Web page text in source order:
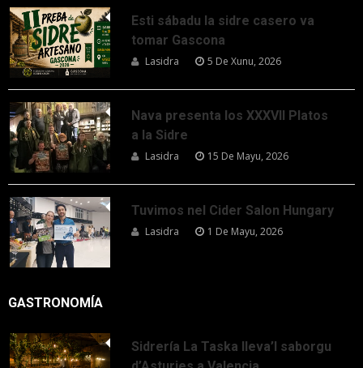
Esti sábadu la sidre casero va
tomar Gascona
Lasidra 5 De Xunu, 2026
Nava presenta los XXXVII Platos
a la Sidre
Lasidra 15 De Mayu, 2026
Tuvimos nel Cider Salon Hungary
Lasidra 1 De Mayu, 2026
GASTRONOMÍA
Sidrería La Taska lleva’l saborgu